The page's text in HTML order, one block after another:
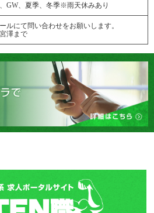
GW、夏季、冬季※雨天休みあり
ルにて問い合わせをお願いします。
澤まで